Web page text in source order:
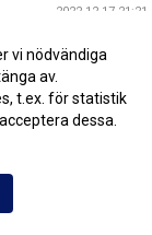
2022-12-17 21:21
2022-12-11 11:50
2022-12-10 10:07
2022-12-05 13:19
vi nödvändiga
av.
t.ex. för statistik
dessa.